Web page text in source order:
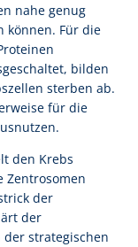
nahe genug
können. Für die
bilden
sterben ab.
für die
den Krebs
Zentrosomen
der
der
strategischen